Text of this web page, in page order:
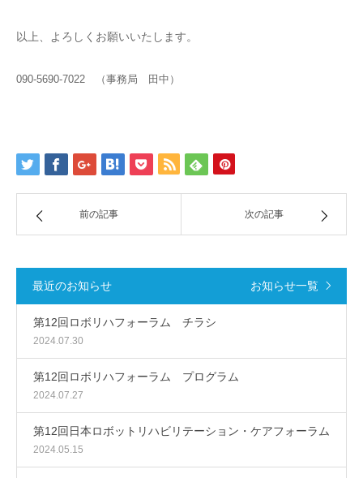
以上、よろしくお願いいたします。
090-5690-7022 （事務局 田中）
前の記事 次の記事
最近のお知らせ お知らせ一覧
第12回ロボリハフォーラム チラシ
2024.07.30
第12回ロボリハフォーラム プログラム
2024.07.27
第12回日本ロボットリハビリテーション・ケアフォーラム
2024.05.15